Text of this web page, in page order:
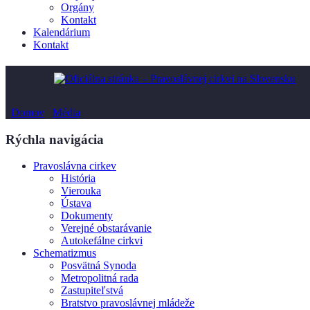
Orgány
Kontakt
Kalendárium
Kontakt
Domov Média
Rýchla navigácia
Pravoslávna cirkev
História
Vierouka
Ústava
Dokumenty
Verejné obstarávanie
Autokefálne cirkvi
Schematizmus
Posvätná Synoda
Metropolitná rada
Zastupiteľstvá
Bratstvo pravoslávnej mládeže